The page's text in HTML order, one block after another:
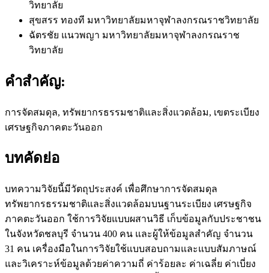
วิทยาลัย
สุขสรร ทองที มหาวิทยาลัยมหาจุฬาลงกรณราชวิทยาลัย
ฉัตรชัย แนวพญา มหาวิทยาลัยมหาจุฬาลงกรณราช
วิทยาลัย
คำสำคัญ:
การจัดสมดุล, ทรัพยากรธรรมชาติและสิ่งแวดล้อม, เขตระเบียง
เศรษฐกิจภาคตะวันออก
บทคัดย่อ
บทความวิจัยนี้มีวัตถุประสงค์ เพื่อศึกษาการจัดสมดุล
ทรัพยากรธรรมชาติและสิ่งแวดล้อมบนฐานระเบียง เศรษฐกิจ
ภาคตะวันออก ใช้การวิจัยแบบผสานวิธี เก็บข้อมูลกับประชาชน
ในจังหวัดชลบุรี จำนวน 400 คน และผู้ให้ข้อมูลสำคัญ จำนวน
31 คน เครื่องมือในการวิจัยใช้แบบสอบถามและแบบสัมภาษณ์
และวิเคราะห์ข้อมูลด้วยค่าความถี่ ค่าร้อยละ ค่าเฉลี่ย ค่าเบี่ยง